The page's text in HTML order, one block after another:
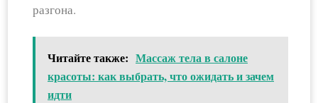
разгона.
Читайте также: Массаж тела в салоне
красоты: как выбрать, что ожидать и зачем
идти